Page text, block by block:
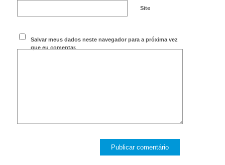
Site
Salvar meus dados neste navegador para a próxima vez
que eu comentar.